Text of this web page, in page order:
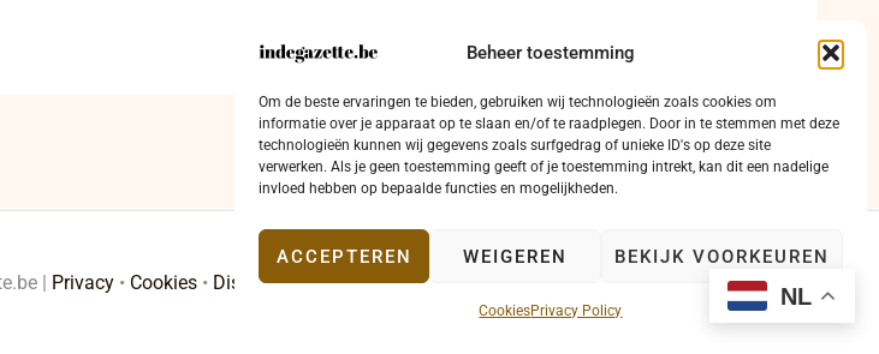
Beheer toestemming
Om de beste ervaringen te bieden, gebruiken wij technologieën zoals cookies om
informatie over je apparaat op te slaan en/of te raadplegen. Door in te stemmen met deze
technologieën kunnen wij gegevens zoals surfgedrag of unieke ID's op deze site
verwerken. Als je geen toestemming geeft of je toestemming intrekt, kan dit een nadelige
invloed hebben op bepaalde functies en mogelijkheden.
ACCEPTEREN WEIGEREN BEKIJK VOORKEUREN
CookiesPrivacy Policy
| Privacy• Cookies• Disclaimer•Contact
NL